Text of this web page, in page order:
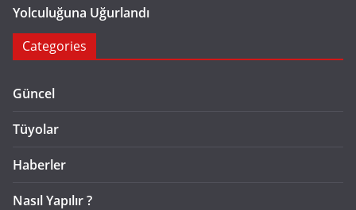
Yolculuğuna Uğurlandı
Categories
Güncel
Tüyolar
Haberler
Nasıl Yapılır ?